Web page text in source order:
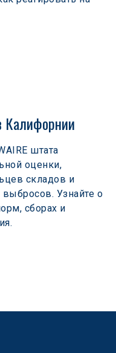
Калифорнии
штата
оценки,
складов и
Узнайте о
сборах и